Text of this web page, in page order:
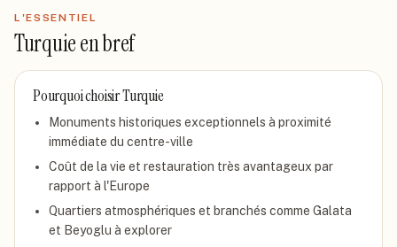
L'ESSENTIEL
Turquieen bref
Pourquoi choisirTurquie
Monuments historiques exceptionnels à proximité
immédiate du centre-ville
Coût de la vie et restauration très avantageux par
rapport à l'Europe
Quartiers atmosphériques et branchés comme Galata
et Beyoglu à explorer